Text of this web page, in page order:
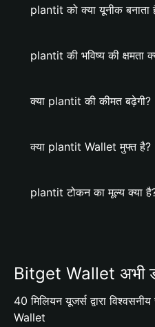
plantit को क्या यूनीक बनाता
plantit की भविष्य की क्षमता
क्या plantit की कीमत बढ़ेगी?
क्या plantit Wallet मुफ्त है?
plantit टोकन का मूल्य क्या
Bitget Wallet अभी
40 मिलियन यूजर्स द्वारा
Wallet